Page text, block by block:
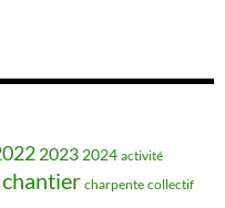
2023 2024 activité
chantier charpente collectif